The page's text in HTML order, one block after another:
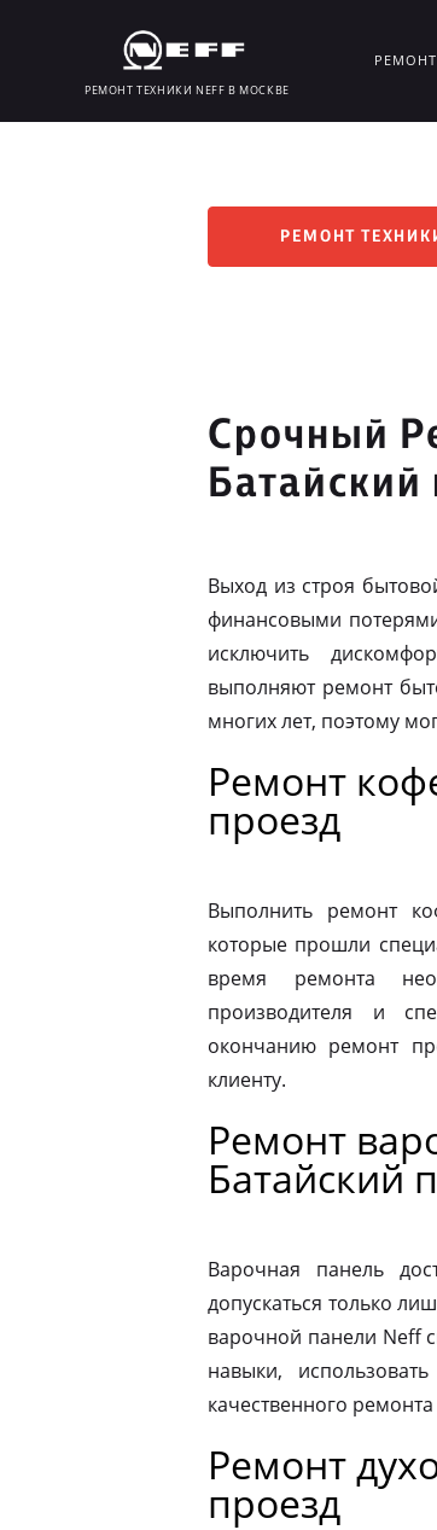
РЕМОНТ ТЕХНИКИ NEFF В МОСКВЕ
РЕМОНТ
РЕМОНТ
Срочный
Батайский
Выход из строя
финансовыми
исключить
выполняют ремонт
многих лет, поэтому
Ремонт
проезд
Выполнить ремонт
которые прошли
время ремонта
производителя и
окончанию ремонт
клиенту.
Ремонт
Батайский
Варочная панель
допускаться только
варочной панели Neff
навыки,
качественного
Ремонт
проезд